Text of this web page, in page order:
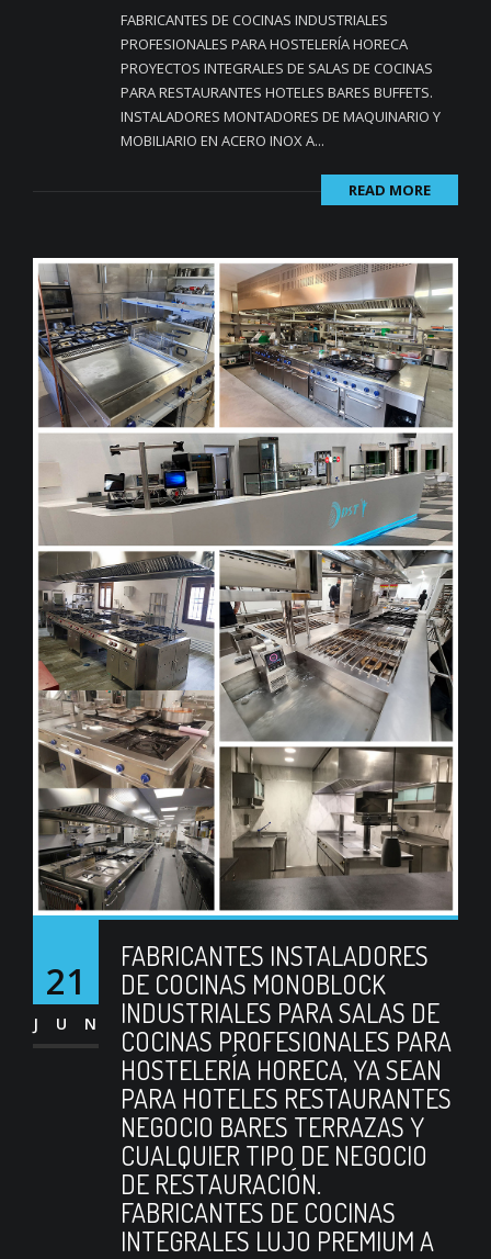
FABRICANTES DE COCINAS INDUSTRIALES
PROFESIONALES PARA HOSTELERÍA HORECA
PROYECTOS INTEGRALES DE SALAS DE COCINAS
PARA RESTAURANTES HOTELES BARES BUFFETS.
INSTALADORES MONTADORES DE MAQUINARIO Y
MOBILIARIO EN ACERO INOX A...
READ MORE
21
JUN
FABRICANTES INSTALADORES
DE COCINAS MONOBLOCK
INDUSTRIALES PARA SALAS DE
COCINAS PROFESIONALES PARA
HOSTELERÍA HORECA, YA SEAN
PARA HOTELES RESTAURANTES
NEGOCIO BARES TERRAZAS Y
CUALQUIER TIPO DE NEGOCIO
DE RESTAURACIÓN.
FABRICANTES DE COCINAS
INTEGRALES LUJO PREMIUM A